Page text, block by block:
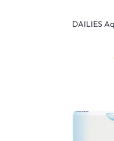
DAILIES